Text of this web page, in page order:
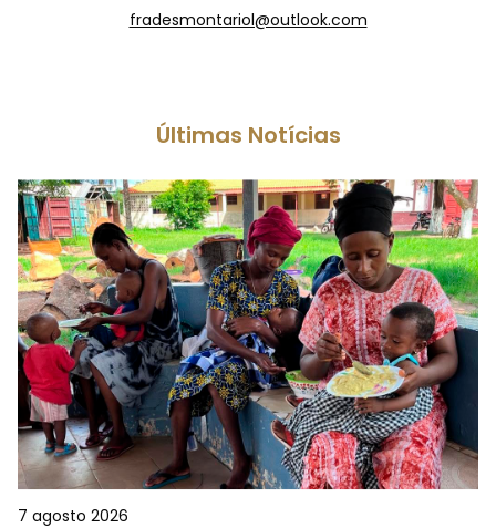
fradesmontariol@outlook.com
Últimas Notícias
7 agosto 2026